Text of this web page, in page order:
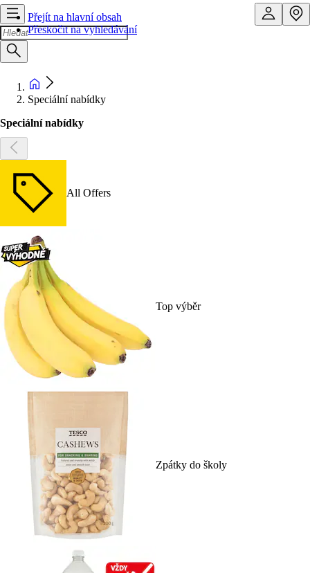
Přejít na hlavní obsah
Přeskočit na vyhledávání
Speciální nabídky
Speciální nabídky
All Offers
Top výběr
Zpátky do školy